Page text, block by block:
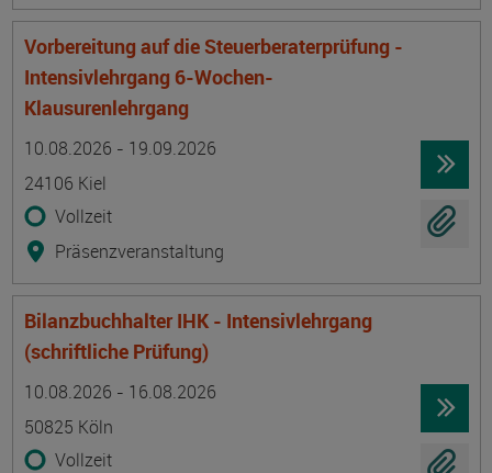
Vorbereitung auf die Steuerberaterprüfung -
Intensivlehrgang 6-Wochen-
Klausurenlehrgang
10.08.2026 - 19.09.2026
24106 Kiel
Vollzeit
Präsenzveranstaltung
Bilanzbuchhalter IHK - Intensivlehrgang
(schriftliche Prüfung)
10.08.2026 - 16.08.2026
50825 Köln
Vollzeit